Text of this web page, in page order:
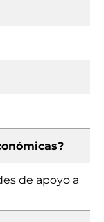
de apoyo a